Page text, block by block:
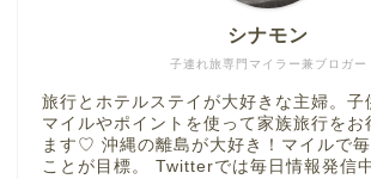
子連れ旅専門マイラー兼ブロガー
シナモン
旅行とホテルステイが大好きな主婦。子
マイルやポイントを使って家族旅行をお
ます♡ 沖縄の離島が大好き！マイルで毎
ことが目標。 Twitterでは毎日情報発信